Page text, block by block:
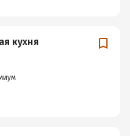
кухня